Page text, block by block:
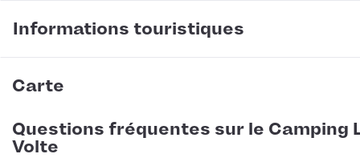
Informations touristiques
Carte
Questions fréquentes sur le Camping
Volte